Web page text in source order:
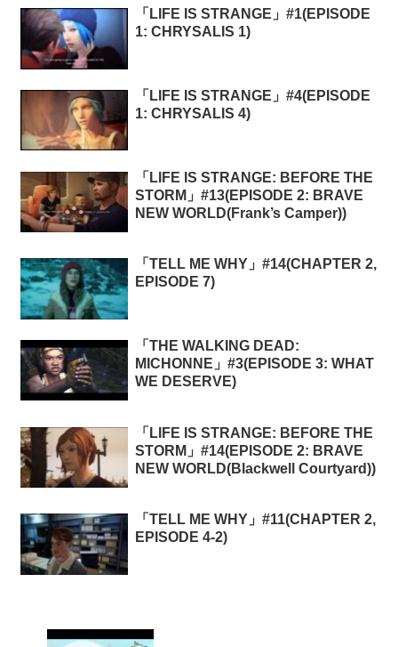
「LIFE IS STRANGE」#1(EPISODE
1: CHRYSALIS 1)
「LIFE IS STRANGE」#4(EPISODE
1: CHRYSALIS 4)
「LIFE IS STRANGE: BEFORE THE
STORM」#13(EPISODE 2: BRAVE
NEW WORLD(Frank’s Camper))
「TELL ME WHY」#14(CHAPTER 2,
EPISODE 7)
「THE WALKING DEAD:
MICHONNE」#3(EPISODE 3: WHAT
WE DESERVE)
「LIFE IS STRANGE: BEFORE THE
STORM」#14(EPISODE 2: BRAVE
NEW WORLD(Blackwell Courtyard))
「TELL ME WHY」#11(CHAPTER 2,
EPISODE 4-2)